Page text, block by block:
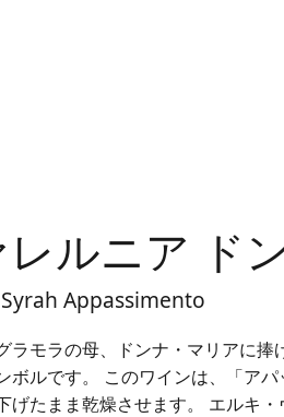
ルニア ド
Appassimento
ラモラの母、ドンナ・マリアに
ボルです。 このワインは、「ア
げたまま乾燥させます。 エルキ